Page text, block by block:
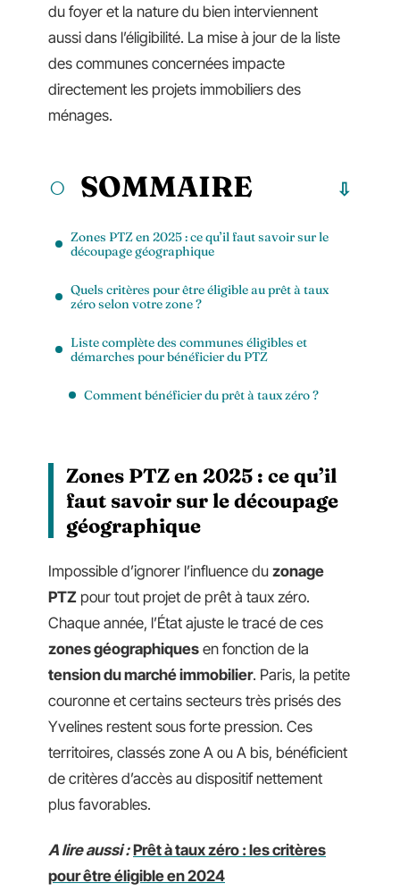
du foyer et la nature du bien interviennent
aussi dans l’éligibilité. La mise à jour de la liste
des communes concernées impacte
directement les projets immobiliers des
ménages.
SOMMAIRE
Zones PTZ en 2025 : ce qu’il faut savoir sur le
découpage géographique
Quels critères pour être éligible au prêt à taux
zéro selon votre zone ?
Liste complète des communes éligibles et
démarches pour bénéficier du PTZ
Comment bénéficier du prêt à taux zéro ?
Zones PTZ en 2025 : ce qu’il
faut savoir sur le découpage
géographique
Impossible d’ignorer l’influence du zonage
PTZ pour tout projet de prêt à taux zéro.
Chaque année, l’État ajuste le tracé de ces
zones géographiques en fonction de la
tension du marché immobilier. Paris, la petite
couronne et certains secteurs très prisés des
Yvelines restent sous forte pression. Ces
territoires, classés zone A ou A bis, bénéficient
de critères d’accès au dispositif nettement
plus favorables.
A lire aussi : Prêt à taux zéro : les critères
pour être éligible en 2024